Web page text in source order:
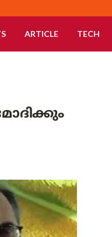
ARTICLE TECH